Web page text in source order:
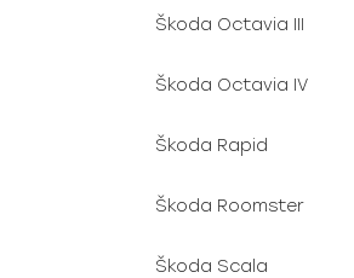
Škoda Octavia III
Škoda Octavia IV
Škoda Rapid
Škoda Roomster
Škoda Scala